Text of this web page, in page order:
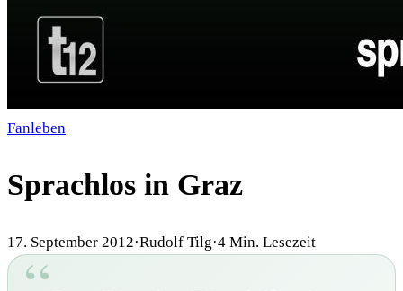
Fanleben
Sprachlos in Graz
17. September 2012·Rudolf Tilg·4 Min. Lesezeit